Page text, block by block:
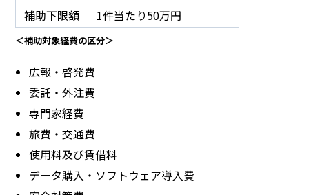
補助下限額
1件当たり50万円
＜補助対象経費の区分＞
広報・啓発費
委託・外注費
専門家経費
旅費・交通費
使用料及び賃借料
データ購入・ソフトウェア導入費